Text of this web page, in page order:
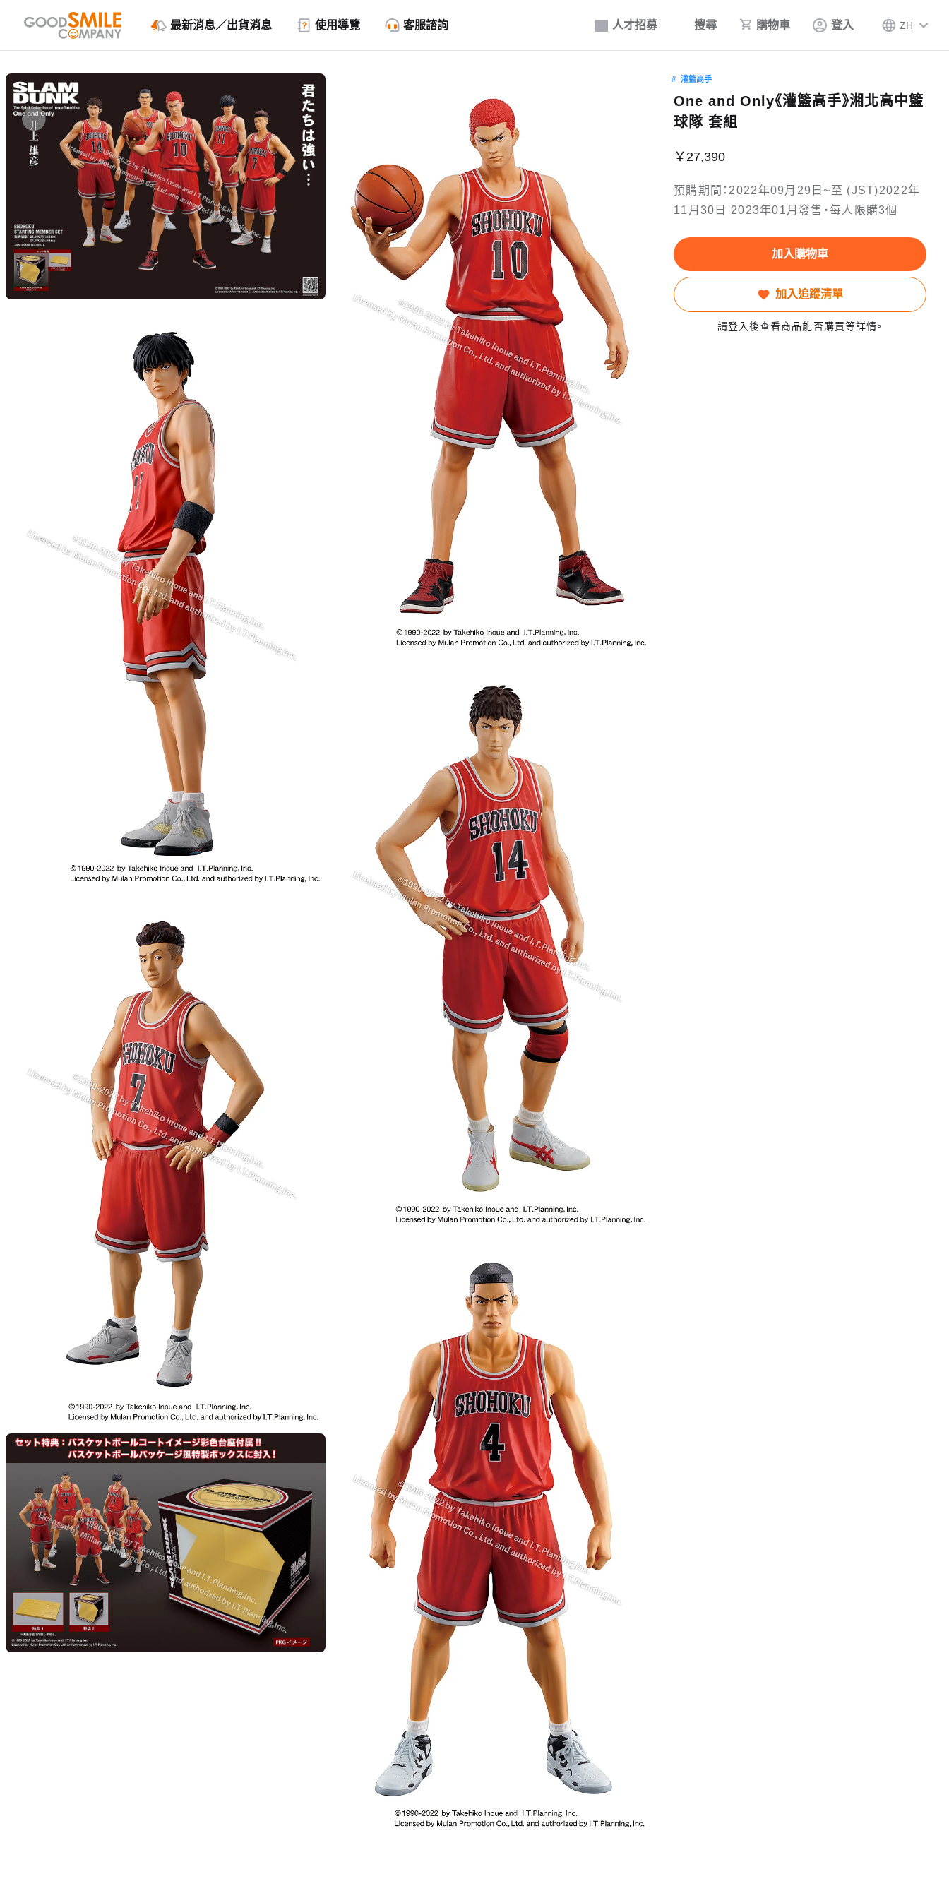
人才招募 搜尋 購物車 登入 ZH
最新消息／出貨消息 使用導覽 客服諮詢
灌籃高手
One and Only《灌籃高手》湘北高中籃
球隊 套組
￥27,390
預購期間：2022年09月29日~至 (JST)2022年
11月30日 2023年01月發售・每人限購3個
加入購物車
加入追蹤清單
請登入後查看商品能否購買等詳情。